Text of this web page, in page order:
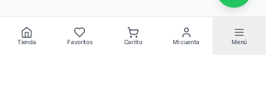
Tienda Favoritos Carrito Mi cuenta Menú